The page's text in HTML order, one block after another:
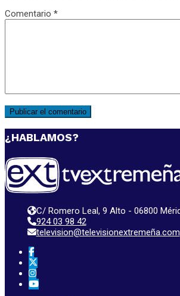
Comentario *
¿HABLAMOS?
C/ Romero Leal, 9 Alto - 06800
924 03 98 42
television@televisionextremeña.com